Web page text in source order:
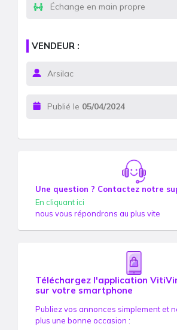
Échange en main propre
VENDEUR :
Arsilac
Publié le 05/04/2024
Une question ? Contactez notre
En cliquant ici
nous vous répondrons au plus vite
Téléchargez l'application
sur votre smartphone
Publiez vos annonces simplement et
plus une bonne occasion :